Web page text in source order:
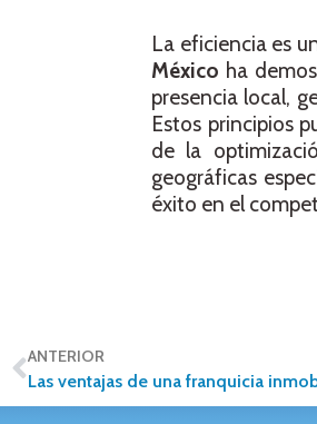
La eficiencia es
México ha
presencia local,
Estos principios
de la
geográficas
éxito en el
ANTERIOR
Las ventajas de una franquicia